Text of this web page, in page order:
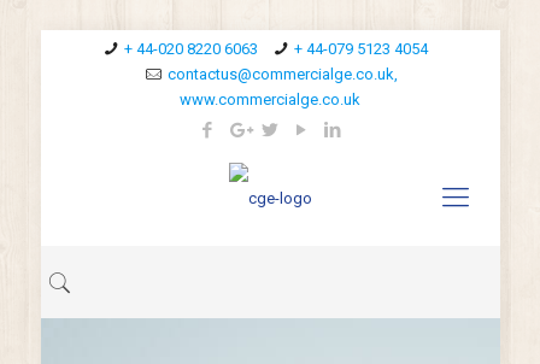
+ 44-020 8220 6063
+ 44-079 5123 4054
contactus@commercialge.co.uk,
www.commercialge.co.uk